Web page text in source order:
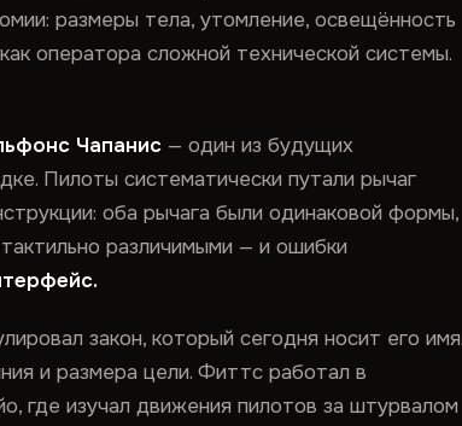
размеры тела, утомление, освещённость
оператора сложной технической системы.
Чапанис — один из будущих
Пилоты систематически путали рычаг
оба рычага были одинаковой формы,
различимыми — и ошибки
закон, который сегодня носит его имя.
и размера цели. Фиттс работал в
где изучал движения пилотов за штурвалом